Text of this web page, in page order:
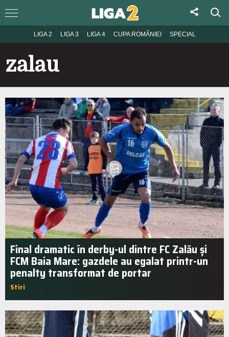
LIGA 2 LIGA 3 LIGA 4 CUPA ROMÂNIEI SPECIAL
zalau
Final dramatic în derby-ul dintre FC Zalău și
FCM Baia Mare: gazdele au egalat printr-un
penalty transformat de portar
Stiri